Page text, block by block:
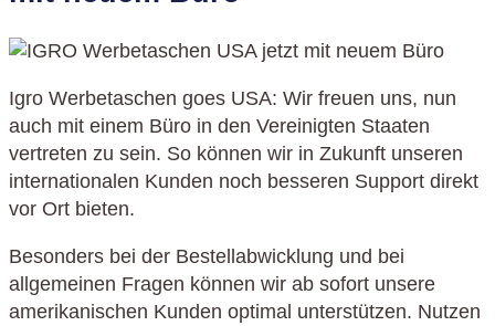
Igro Werbetaschen goes USA: Wir freuen uns, nun
auch mit einem Büro in den Vereinigten Staaten
vertreten zu sein. So können wir in Zukunft unseren
internationalen Kunden noch besseren Support direkt
vor Ort bieten.
Besonders bei der Bestellabwicklung und bei
allgemeinen Fragen können wir ab sofort unsere
amerikanischen Kunden optimal unterstützen. Nutzen